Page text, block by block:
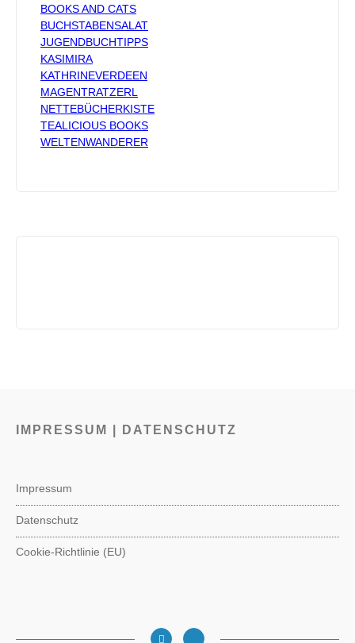
BOOKS AND CATS
BUCHSTABENSALAT
JUGENDBUCHTIPPS
KASIMIRA
KATHRINEVERDEEN
MAGENTRATZERL
NETTEBÜCHERKISTE
TEALICIOUS BOOKS
WELTENWANDERER
IMPRESSUM | DATENSCHUTZ
Impressum
Datenschutz
Cookie-Richtlinie (EU)